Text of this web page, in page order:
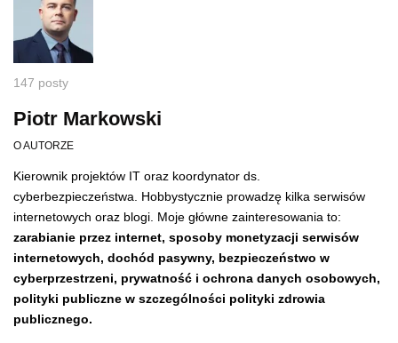
147 posty
Piotr Markowski
O AUTORZE
Kierownik projektów IT oraz koordynator ds.
cyberbezpieczeństwa. Hobbystycznie prowadzę kilka serwisów
internetowych oraz blogi. Moje główne zainteresowania to:
zarabianie przez internet, sposoby monetyzacji serwisów
internetowych, dochód pasywny, bezpieczeństwo w
cyberprzestrzeni, prywatność i ochrona danych osobowych,
polityki publiczne w szczególności polityki zdrowia
publicznego.